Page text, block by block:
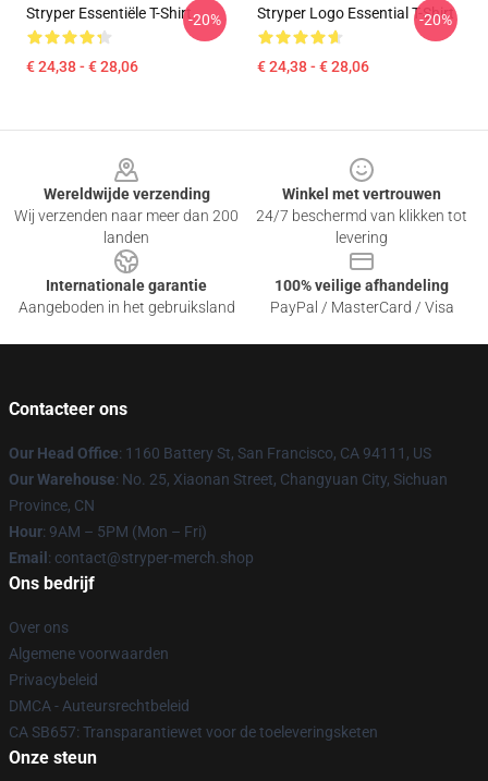
Stryper Essentiële T-Shirt
€ 24,38 - € 28,06
-20% Stryper Logo Essential T-Shirt
€ 24,38 - € 28,06
-20%
Wereldwijde verzending
Wij verzenden naar meer dan 200
landen
Winkel met vertrouwen
24/7 beschermd van klikken tot
levering
Internationale garantie
Aangeboden in het gebruiksland
100% veilige afhandeling
PayPal / MasterCard / Visa
Contacteer ons
Our Head Office: 1160 Battery St, San Francisco, CA 94111, US
Our Warehouse: No. 25, Xiaonan Street, Changyuan City, Sichuan
Province, CN
Hour: 9AM – 5PM (Mon – Fri)
Email : contact@stryper-merch.shop
Ons bedrijf
Over ons
Algemene voorwaarden
Privacybeleid
DMCA - Auteursrechtbeleid
CA SB657: Transparantiewet voor de toeleveringsketen
Onze steun